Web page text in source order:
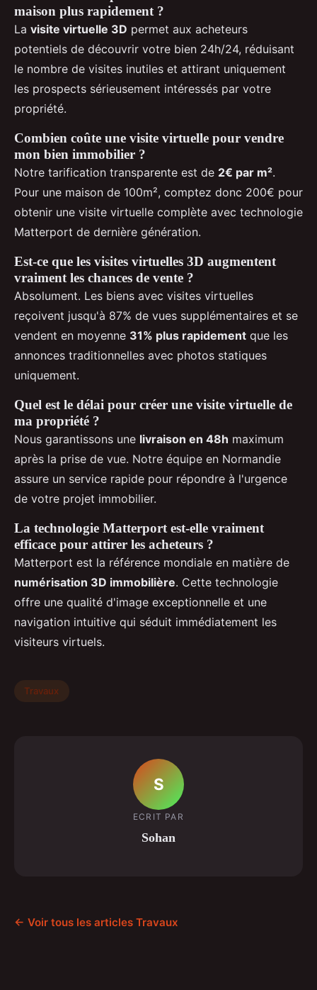
maison plus rapidement ?
La visite virtuelle 3D permet aux acheteurs
potentiels de découvrir votre bien 24h/24, réduisant
le nombre de visites inutiles et attirant uniquement
les prospects sérieusement intéressés par votre
propriété.
Combien coûte une visite virtuelle pour vendre
mon bien immobilier ?
Notre tarification transparente est de 2€ par m².
Pour une maison de 100m², comptez donc 200€ pour
obtenir une visite virtuelle complète avec technologie
Matterport de dernière génération.
Est-ce que les visites virtuelles 3D augmentent
vraiment les chances de vente ?
Absolument. Les biens avec visites virtuelles
reçoivent jusqu'à 87% de vues supplémentaires et se
vendent en moyenne 31% plus rapidement que les
annonces traditionnelles avec photos statiques
uniquement.
Quel est le délai pour créer une visite virtuelle de
ma propriété ?
Nous garantissons une livraison en 48h maximum
après la prise de vue. Notre équipe en Normandie
assure un service rapide pour répondre à l'urgence
de votre projet immobilier.
La technologie Matterport est-elle vraiment
efficace pour attirer les acheteurs ?
Matterport est la référence mondiale en matière de
numérisation 3D immobilière. Cette technologie
offre une qualité d'image exceptionnelle et une
navigation intuitive qui séduit immédiatement les
visiteurs virtuels.
Travaux
S
ECRIT PAR
Sohan
← Voir tous les articles Travaux